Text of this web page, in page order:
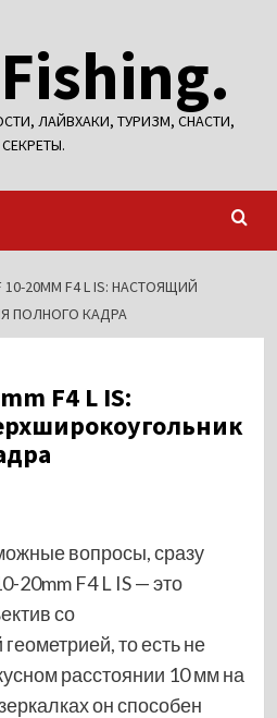
ЛАЙВХАКИ, ТУРИЗМ, СНАСТИ,
СЕКРЕТЫ.
10-20MM F4 L IS: НАСТОЯЩИЙ
ПОЛНОГО КАДРА
F4 L IS:
вопросы, сразу
20mm F4 L IS — это
со
то есть не
расстоянии 10 мм на
он способен